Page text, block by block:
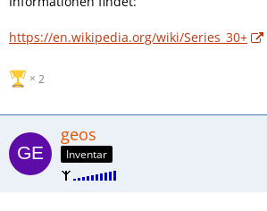
https://en.wikipedia.org/wiki/Series_30+
2
geos
Inventar